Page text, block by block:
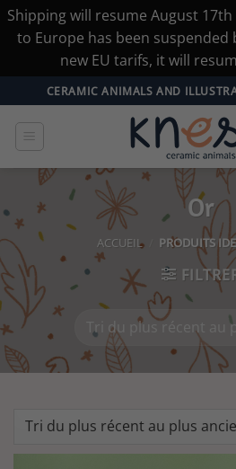
Shipping will resume August
to Europe has been suspended
new EU tarifs, it will
au
contenu
CERAMIC ANIMALS AND
Or
ACCUEIL PRODUITS